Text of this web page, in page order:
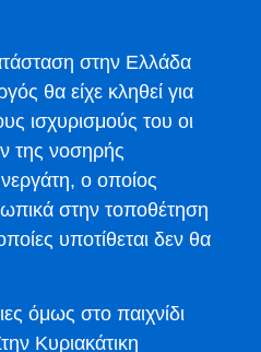
στην Ελλάδα
θα είχε κληθεί για
ισχυρισμούς του οι
της νοσηρής
ο οποίος
στην τοποθέτηση
υποτίθεται δεν θα
όμως στο παιχνίδι
Κυριακάτικη